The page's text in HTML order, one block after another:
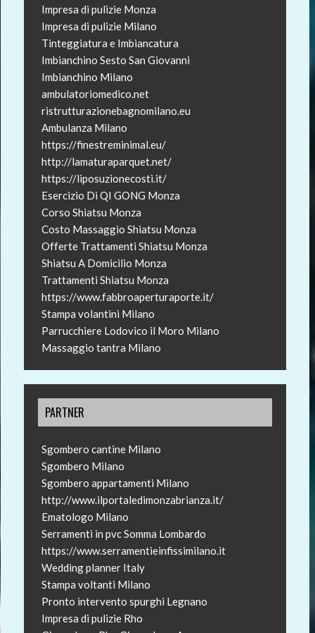
Impresa di pulizie Monza
Impresa di pulizie Milano
Tinteggiatura e Imbiancatura
Imbianchino Sesto San Giovanni
Imbianchino Milano
ambulatoriomedico.net
ristrutturazionebagnomilano.eu
Ambulanza Milano
https://finestreminimal.eu/
http://lamaturaparquet.net/
https://liposuzionecosti.it/
Esercizio Di QI GONG Monza
Corso Shiatsu Monza
Costo Massaggio Shiatsu Monza
Offerte Trattamenti Shiatsu Monza
Shiatsu A Domicilio Monza
Trattamenti Shiatsu Monza
https://www.fabbroaperturaporte.it/
Stampa volantini Milano
Parrucchiere Lodovico il Moro Milano
Massaggio tantra Milano
PARTNER
Sgombero cantine Milano
Sgombero Milano
Sgombero appartamenti Milano
http://www.ilportaledimonzabrianza.it/
Ematologo Milano
Serramenti in pvc Somma Lombardo
https://www.serramentieinfissimilano.it
Wedding planner Italy
Stampa voltanti Milano
Pronto intervento spurghi Legnano
Impresa di pulizie Rho